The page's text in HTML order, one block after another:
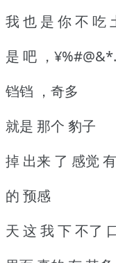
我 也 是 你 不 吃
是 吧 ，
铛铛 ，奇多
就是 那个 豹子
掉 出来 了 感觉
的 预感
天 这 我 下 不了